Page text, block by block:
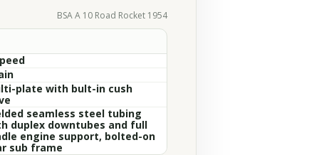
BSA A 10 Road Rocket 1954
plate with bult-in cush
seamless steel tubing
duplex downtubes and full
engine support, bolted-on
sub frame